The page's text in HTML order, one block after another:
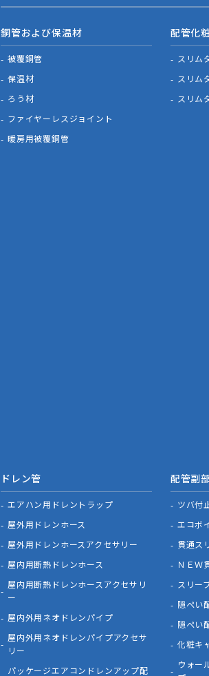
銅管および保温材
被覆銅管
保温材
ろう材
ファイヤーレスジョイント
暖房用被覆銅管
配管化
スリム
スリム
スリム
ドレン管
エアハン用ドレントラップ
屋外用ドレンホース
屋外用ドレンホースアクセサリー
屋内用断熱ドレンホース
屋内用断熱ドレンホースアクセサリ
ー
屋内外用ネオドレンパイプ
屋内外用ネオドレンパイプアクセサ
リー
パッケージエアコンドレンアップ配
配管副
ツバ付
エコボ
貫通ス
ＮＥＷ
スリー
隠ぺい
隠ぺい
化粧キ
ウォー